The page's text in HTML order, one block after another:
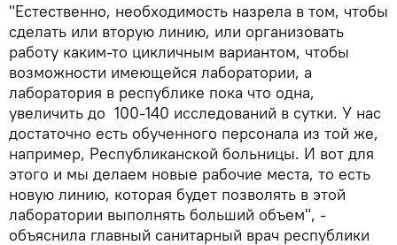
"Естественно, необходимость назрела в том, чтобы
сделать или вторую линию, или организовать
работу каким-то цикличным вариантом, чтобы
возможности имеющейся лаборатории, а
лаборатория в республике пока что одна,
увеличить до 100-140 исследований в сутки. У нас
достаточно есть обученного персонала из той же,
например, Республиканской больницы. И вот для
этого и мы делаем новые рабочие места, то есть
новую линию, которая будет позволять в этой
лаборатории выполнять больший объем", -
объяснила главный санитарный врач республики